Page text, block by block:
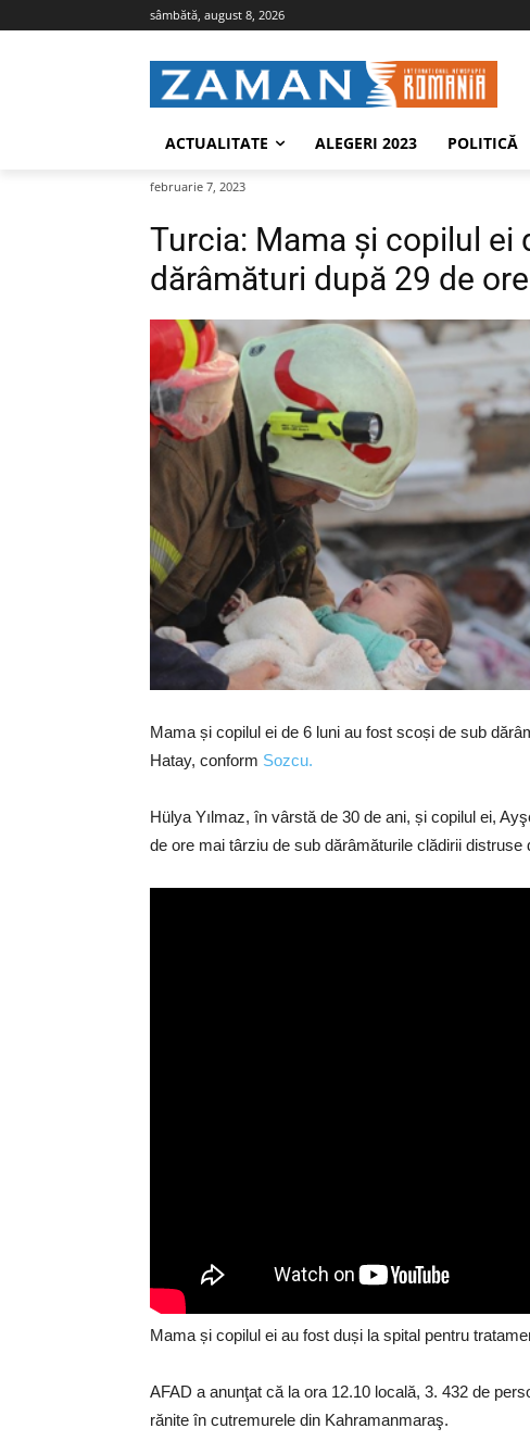
sâmbătă, august 8, 2026
ACTUALITATE ALEGERI 2023 POLITICĂ
februarie 7, 2023
Turcia: Mama și copilul ei
dărâmături după 29 de ore
Mama și copilul ei de 6 luni au fost scoși de sub
Hatay, conform Sozcu.
Hülya Yılmaz, în vârstă de 30 de ani, și copilul ei,
de ore mai târziu de sub dărâmăturile clădirii distruse
Mama și copilul ei au fost duși la spital pentru
AFAD a anunţat că la ora 12.10 locală, 3. 432 de
rănite în cutremurele din Kahramanmaraş.